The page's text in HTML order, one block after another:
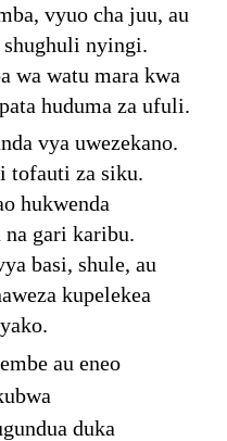
vyuo cha juu, au
shughuli nyingi.
wa watu mara kwa
huduma za ufuli.
vya uwezekano.
tofauti za siku.
hukwenda
na gari karibu.
basi, shule, au
kupelekea
au eneo
duka